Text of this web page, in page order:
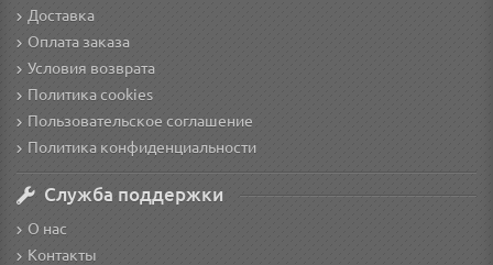
Доставка
Оплата заказа
Условия возврата
Политика cookies
Пользовательское соглашение
Политика конфиденциальности
Служба поддержки
О нас
Контакты